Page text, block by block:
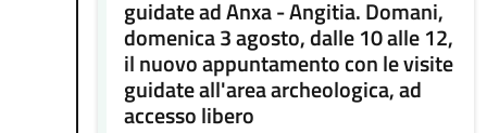
guidate ad Anxa - Angitia. Domani,
domenica 3 agosto, dalle 10 alle 12,
il nuovo appuntamento con le visite
guidate all'area archeologica, ad
accesso libero